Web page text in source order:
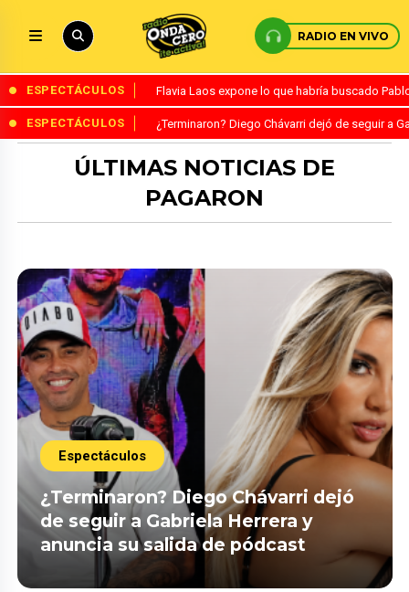
RADIO EN VIVO
ESPECTÁCULOS Flavia Laos expone lo que habría buscado
ESPECTÁCULOS ¿Terminaron? Diego Chávarri dejó de seguir a
ÚLTIMAS NOTICIAS DE
PAGARON
Espectáculos
¿Terminaron? Diego Chávarri dejó
de seguir a Gabriela Herrera y
anuncia su salida de pódcast